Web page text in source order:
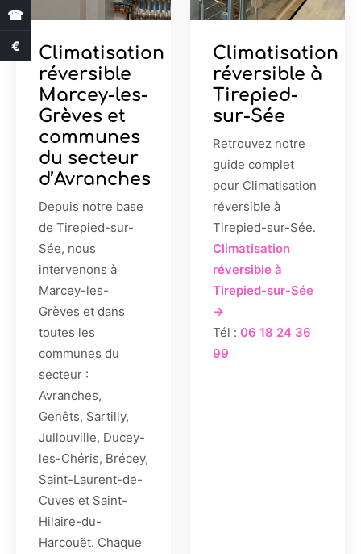
Climatisation
réversible
Marcey-les-
Grèves et
communes
du secteur
d’Avranches
Depuis notre base
de Tirepied-sur-
Sée, nous
intervenons à
Marcey-les-
Grèves et dans
toutes les
communes du
secteur :
Avranches,
Genêts, Sartilly,
Jullouville, Ducey-
les-Chéris, Brécey,
Saint-Laurent-de-
Cuves et Saint-
Hilaire-du-
Harcouët. Chaque
Climatisation
réversible à
Tirepied-
sur-Sée
Retrouvez notre
guide complet
pour Climatisation
réversible à
Tirepied-sur-Sée.
Climatisation
réversible à
Tirepied-sur-Sée
→
Tél : 06 18 24 36
99
☎
€
Estimation des aides